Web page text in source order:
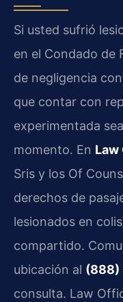
Si usted sufrió
en el Condado de
de negligencia
que contar con
experimentada
momento. En Law
Sris y los Of
derechos de
lesionados en
compartido.
ubicación al (888)
consulta. Law